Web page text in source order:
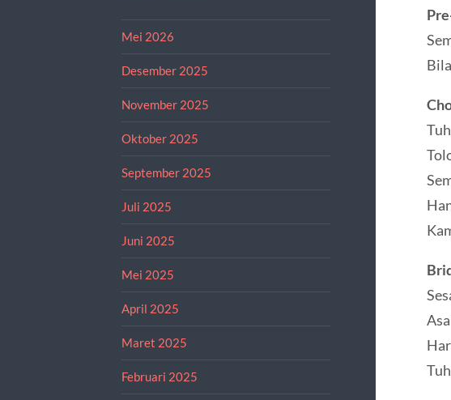
Mei 2026
Desember 2025
November 2025
Oktober 2025
September 2025
Juli 2025
Juni 2025
Mei 2025
April 2025
Maret 2025
Februari 2025